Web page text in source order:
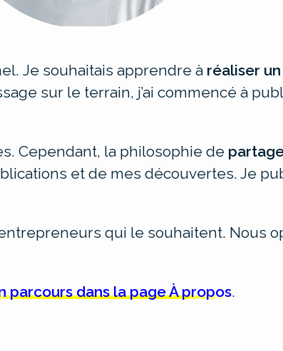
Je souhaitais apprendre à réaliser
sur le terrain, j’ai commencé à
Cependant, la philosophie de
et de mes découvertes. Je
qui le souhaitent. Nous
parcours dans la page À propos.